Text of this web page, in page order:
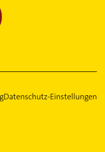
Datenschutz-Einstellungen